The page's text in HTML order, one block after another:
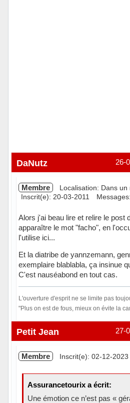
26-
DaNutz
Membre
Localisation: Dans un
Inscrit(e): 20-03-2011
Alors j'ai beau lire et relire le post
apparaître le mot "facho", en
l'utilise ici...
Et la diatribe de yannzemann,
exemplaire blablabla, ça insinue
C'est nauséabond en tout cas.
L'ouverture d'esprit ne se limite pas
"Plus on est de fous, mieux on évite la
Hors ligne 27-
Petit Jean
Membre Inscrit(e): 02-12-2023
Assurancetourix a écrit:
Une émotion ce n’est pas «